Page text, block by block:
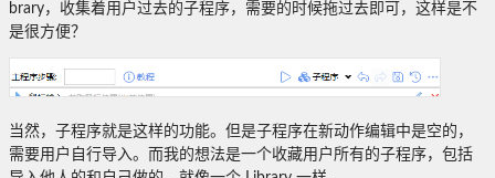
brary，收集着用户过去的子程序，需要的时候拖过去即可，这样是不
是很方便？
当然，子程序就是这样的功能。但是子程序在新动作编辑中是空的，
需要用户自行导入。而我的想法是一个收藏用户所有的子程序，包括